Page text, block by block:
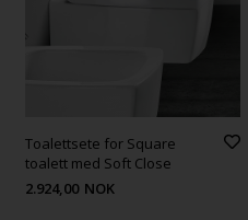
Toalettsete for Square
toalett med Soft Close
2.924,00 NOK